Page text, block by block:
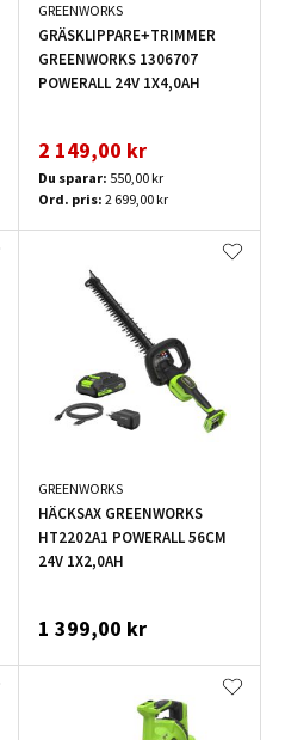
GREENWORKS
GRÄSKLIPPARE+TRIMMER
GREENWORKS 1306707
POWERALL 24V 1X4,0AH
2 149,00 kr
Du sparar: 550,00 kr
Ord. pris: 2 699,00 kr
GREENWORKS
HÄCKSAX GREENWORKS
HT2202A1 POWERALL 56CM
24V 1X2,0AH
1 399,00 kr